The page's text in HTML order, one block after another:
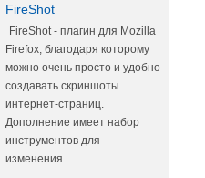
FireShot
FireShot - плагин для Mozilla
Firefox, благодаря которому
можно очень просто и удобно
создавать скриншоты
интернет-страниц.
Дополнение имеет набор
инструментов для
изменения...